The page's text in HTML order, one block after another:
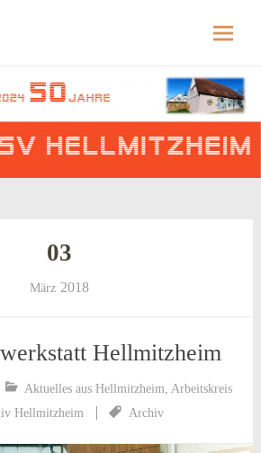
fränkisches Dorf am Rande
to
content
03
März 2018
Hellmitzheim
Aktuelles aus Hellmitzheim,Arbeitskreis
Hellmitzheim
Archiv